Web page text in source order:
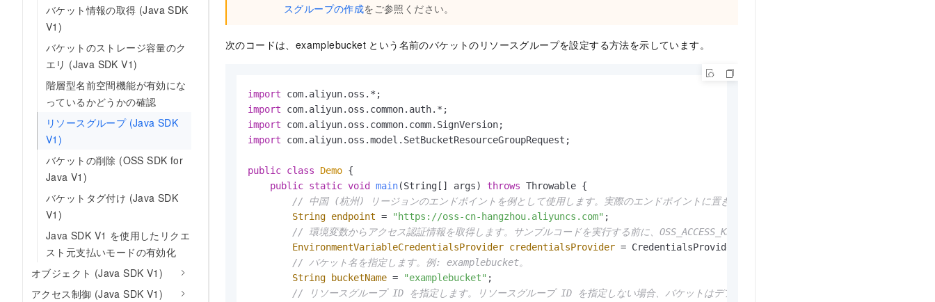
バケット情報の取得 (Java SDK
V1)
バケットのストレージ容量のク
エリ (Java SDK V1)
階層型名前空間機能が有効にな
っているかどうかの確認
リソースグループ (Java SDK
V1)
バケットの削除 (OSS SDK for
Java V1)
バケットタグ付け (Java SDK
V1)
Java SDK V1 を使用したリクエ
スト元支払いモードの有効化
オブジェクト (Java SDK V1)
アクセス制御 (Java SDK V1)
スグループの作成をご参照ください。
次のコードは、examplebucket という名前のバケットのリソースグループを設定する方法を示しています。
import
import
import
import com.aliyun.oss.model.SetBucketResourceGroupRequest;
public class Demo {
public static void main(String[] args) throws Throwable {
// 中国 (杭州) リージョンのエンドポイントを例として使用します。実際のエンドポイントに置き換えてください。
String endpoint = "https://oss-cn-hangzhou.aliyuncs.com" ;
// 環境変数からアクセス認証情報を取得します。サンプルコードを実行する前に、OSS_ACCESS_KEY_ID および OSS_ACCESS_KEY_SECRET
EnvironmentVariableCredentialsProvider credentialsProvider =
// バケット名を指定します。例: examplebucket。
String
bucketName = "examplebucket" ;
// リソースグループ ID を指定します。リソースグループ ID を指定しない場合、バケットはデフォルトのリソースグループに追加されます。